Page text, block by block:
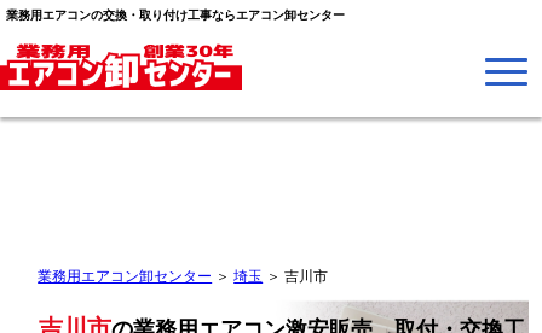
業務用エアコンの交換・取り付け工事ならエアコン卸センター
業務用エアコン卸センター ＞埼玉 ＞吉川市